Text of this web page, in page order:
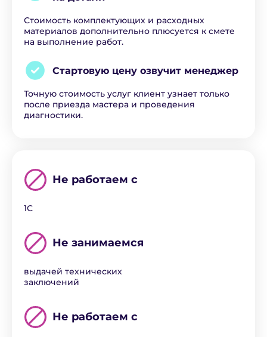
Стоимость комплектующих и расходных
материалов дополнительно плюсуется к смете
на выполнение работ.
Стартовую цену озвучит менеджер
Точную стоимость услуг клиент узнает только
после приезда мастера и проведения
диагностики.
Не работаем с
1С
Не занимаемся
выдачей технических
заключений
Не работаем с